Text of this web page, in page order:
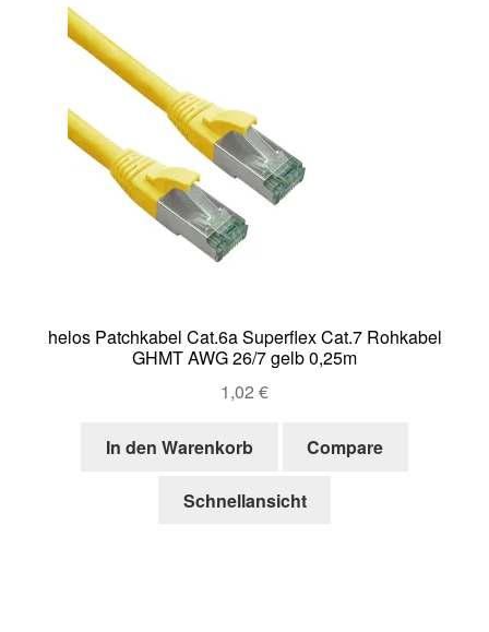
helos Patchkabel Cat.6a Superflex Cat.7 Rohkabel
GHMT AWG 26/7 gelb 0,25m
1,02 €
In den Warenkorb Compare
Schnellansicht